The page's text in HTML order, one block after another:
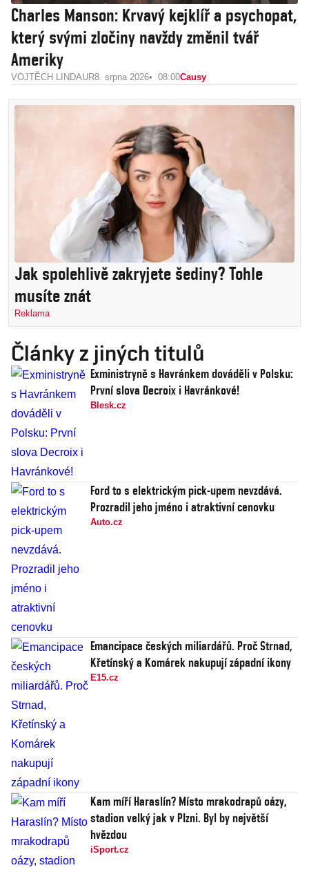
Charles Manson: Krvavý kejklíř a psychopat,
který svými zločiny navždy změnil tvář
Ameriky
VOJTĚCH LINDAUR8. srpna 2026 08:00Causy
Jak spolehlivě zakryjete šediny? Tohle
musíte znát
Reklama
Články z jiných titulů
Exministryně s Havránkem dováděli v Polsku:
První slova Decroix i Havránkové!
Blesk.cz
Ford to s elektrickým pick-upem nevzdává.
Prozradil jeho jméno i atraktivní cenovku
Auto.cz
Emancipace českých miliardářů. Proč Strnad,
Křetínský a Komárek nakupují západní ikony
E15.cz
Kam míří Haraslín? Místo mrakodrapů oázy,
stadion velký jak v Plzni. Byl by největší
hvězdou
iSport.cz